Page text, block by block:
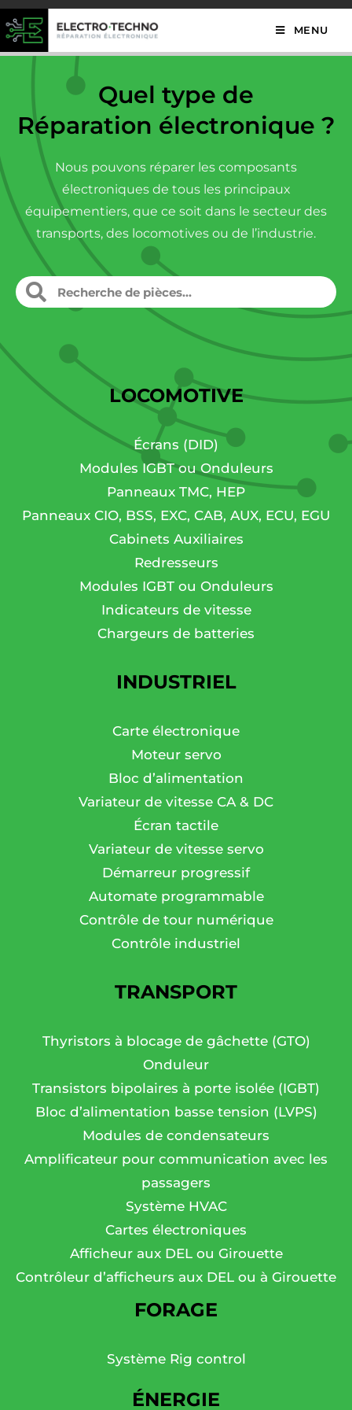
MENU
Quel type de
Réparation électronique ?
Nous pouvons réparer les composants
électroniques de tous les principaux
équipementiers, que ce soit dans le secteur des
transports, des locomotives ou de l’industrie.
LOCOMOTIVE
Écrans (DID)
Modules IGBT ou Onduleurs
Panneaux TMC, HEP
Panneaux CIO, BSS, EXC, CAB, AUX, ECU, EGU
Cabinets Auxiliaires
Redresseurs
Modules IGBT ou Onduleurs
Indicateurs de vitesse
Chargeurs de batteries
INDUSTRIEL
Carte électronique
Moteur servo
Bloc d’alimentation
Variateur de vitesse CA & DC
Écran tactile
Variateur de vitesse servo
Démarreur progressif
Automate programmable
Contrôle de tour numérique
Contrôle industriel
TRANSPORT
Thyristors à blocage de gâchette (GTO)
Onduleur
Transistors bipolaires à porte isolée (IGBT)
Bloc d’alimentation basse tension (LVPS)
Modules de condensateurs
Amplificateur pour communication avec les
passagers
Système HVAC
Cartes électroniques
Afficheur aux DEL ou Girouette
Contrôleur d’afficheurs aux DEL ou à Girouette
FORAGE
Système Rig control
ÉNERGIE